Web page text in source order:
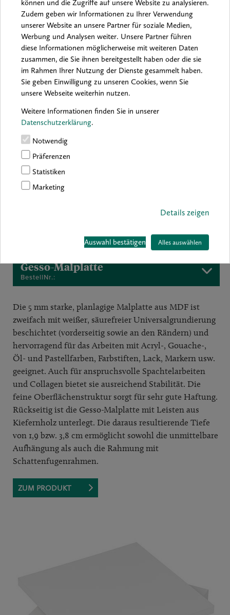
können und die Zugriffe auf unsere Website zu analysieren.
Zudem geben wir Informationen zu Ihrer Verwendung
unserer Website an unsere Partner für soziale Medien,
Werbung und Analysen weiter. Unsere Partner führen
diese Informationen möglicherweise mit weiteren Daten
zusammen, die Sie ihnen bereitgestellt haben oder die sie
im Rahmen Ihrer Nutzung der Dienste gesammelt haben.
Sie geben Einwilligung zu unseren Cookies, wenn Sie
unsere Webseite weiterhin nutzen.
Weitere Informationen finden Sie in unserer
Datenschutzerklärung.
Notwendig
Präferenzen
Statistiken
Marketing
Details zeigen
Auswahl bestätigen Alles auswählen
Vielseitig zu nutzen, gut verarbeitet und in vielen Formaten
vorrätig: Gesso-Malplatten sind also wirkliche Allrounder.
0 Kommentare
KOMMENTARE EINBLENDEN
empfehlungen
Gesso-Malplatte
BestellNr.:
Die 5 mm starke, planlagige Malplatte aus MDF ist
zweifach mit weißer, säurefreier Universalgrundierung
beschichtet (vorderseitig sowie an den Rändern) und
hervorragend für das Arbeiten mit Acryl-, Gouache-,
Öl- und Pastellfarben, Farbstiften, Lack, Markern usw.
geeignet. Auch für anspruchsvolle Spachtelarbeiten
und Collagen bietet sie ausreichend Stabilität. Die
feine Oberflächenstruktur sorgt für sehr gute Haftung.
Rückseitig ist die Gesso-Malplatte mit Leisten aus
Kiefernholz unterlegt. Die daraus resultierende Tiefe
von 1,9 bzw. 3,8 cm ermöglicht sowohl die unmittelbare
Aufhängung als auch die Rahmung mit
Schattenfugenrahmen.
ZUM PRODUKT